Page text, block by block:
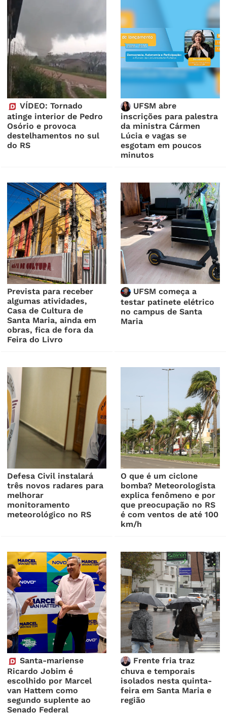
VÍDEO: Tornado
atinge interior de Pedro
Osório e provoca
destelhamentos no sul
do RS
UFSM abre
inscrições para palestra
da ministra Cármen
Lúcia e vagas se
esgotam em poucos
minutos
Prevista para receber
algumas atividades,
Casa de Cultura de
Santa Maria, ainda em
obras, fica de fora da
Feira do Livro
UFSM começa a
testar patinete elétrico
no campus de Santa
Maria
Defesa Civil instalará
três novos radares para
melhorar
monitoramento
meteorológico no RS
O que é um ciclone
bomba? Meteorologista
explica fenômeno e por
que preocupação no RS
é com ventos de até 100
km/h
Santa-mariense
Ricardo Jobim é
escolhido por Marcel
van Hattem como
segundo suplente ao
Senado Federal
Frente fria traz
chuva e temporais
isolados nesta quinta-
feira em Santa Maria e
região